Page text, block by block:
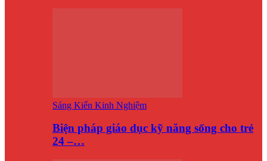
Sáng Kiến Kinh Nghiệm
Biện pháp giáo dục kỹ năng sống cho trẻ
24 –…